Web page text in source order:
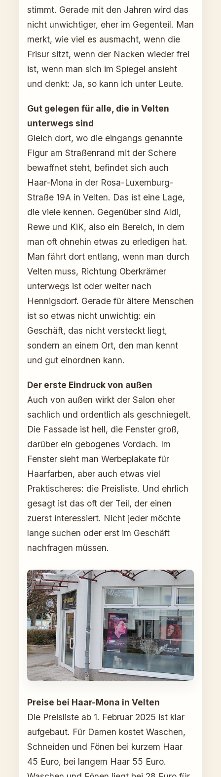
stimmt. Gerade mit den Jahren wird das
nicht unwichtiger, eher im Gegenteil. Man
merkt, wie viel es ausmacht, wenn die
Frisur sitzt, wenn der Nacken wieder frei
ist, wenn man sich im Spiegel ansieht
und denkt: Ja, so kann ich unter Leute.
Gut gelegen für alle, die in Velten
unterwegs sind
Gleich dort, wo die eingangs genannte
Figur am Straßenrand mit der Schere
bewaffnet steht, befindet sich auch
Haar-Mona in der Rosa-Luxemburg-
Straße 19A in Velten. Das ist eine Lage,
die viele kennen. Gegenüber sind Aldi,
Rewe und KiK, also ein Bereich, in dem
man oft ohnehin etwas zu erledigen hat.
Man fährt dort entlang, wenn man durch
Velten muss, Richtung Oberkrämer
unterwegs ist oder weiter nach
Hennigsdorf. Gerade für ältere Menschen
ist so etwas nicht unwichtig: ein
Geschäft, das nicht versteckt liegt,
sondern an einem Ort, den man kennt
und gut einordnen kann.
Der erste Eindruck von außen
Auch von außen wirkt der Salon eher
sachlich und ordentlich als geschniegelt.
Die Fassade ist hell, die Fenster groß,
darüber ein gebogenes Vordach. Im
Fenster sieht man Werbeplakate für
Haarfarben, aber auch etwas viel
Praktischeres: die Preisliste. Und ehrlich
gesagt ist das oft der Teil, der einen
zuerst interessiert. Nicht jeder möchte
lange suchen oder erst im Geschäft
nachfragen müssen.
Preise bei Haar-Mona in Velten
Die Preisliste ab 1. Februar 2025 ist klar
aufgebaut. Für Damen kostet Waschen,
Schneiden und Fönen bei kurzem Haar
45 Euro, bei langem Haar 55 Euro.